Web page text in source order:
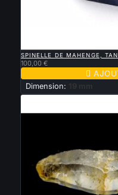
SPINELLE DE MAHENGE,
100,00 €

Dimension: 19 mm